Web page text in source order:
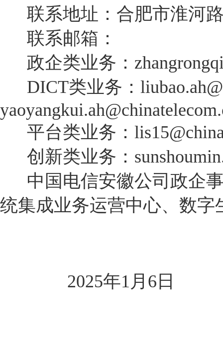
联系地址：合肥市淮河路
联系邮箱：
政企类业务：
DICT类业务：
平台类业务：
创新类业务：
中国电信安徽公司政企事
统集成业务运营中心、数字
2025年1月6日